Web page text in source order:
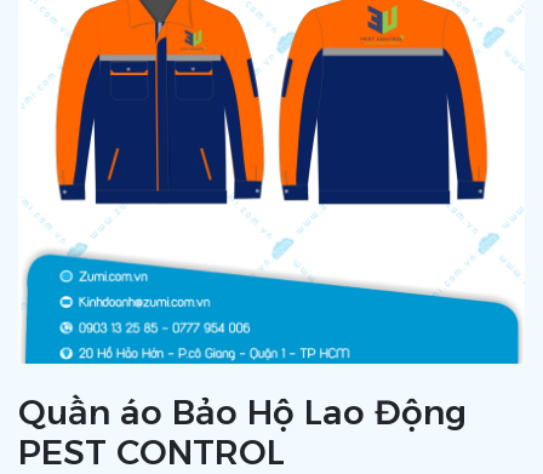
Quần áo Bảo Hộ Lao Động
PEST CONTROL